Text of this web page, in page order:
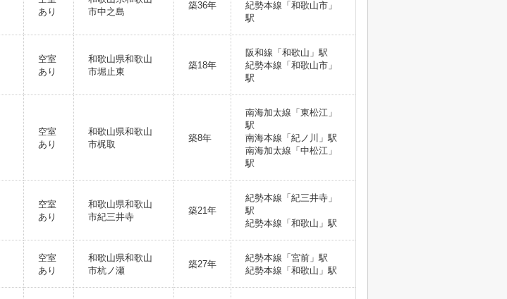
あり
市中之島
築36年
紀勢本線「和歌山市」
駅
空室
あり
和歌山県和歌山
市堀止東
築18年
阪和線「和歌山」駅
紀勢本線「和歌山市」
駅
空室
あり
和歌山県和歌山
市梶取
築8年
南海加太線「東松江」
駅
南海本線「紀ノ川」駅
南海加太線「中松江」
駅
空室
あり
和歌山県和歌山
市紀三井寺
築21年
紀勢本線「紀三井寺」
駅
紀勢本線「和歌山」駅
空室
あり
和歌山県和歌山
市杭ノ瀬
築27年
紀勢本線「宮前」駅
紀勢本線「和歌山」駅